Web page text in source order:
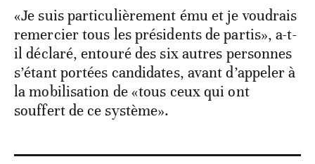
«Je suis particulièrement ému et je voudrais
remercier tous les présidents de partis», a-t-
il déclaré, entouré des six autres personnes
s’étant portées candidates, avant d’appeler à
la mobilisation de «tous ceux qui ont
souffert de ce système».